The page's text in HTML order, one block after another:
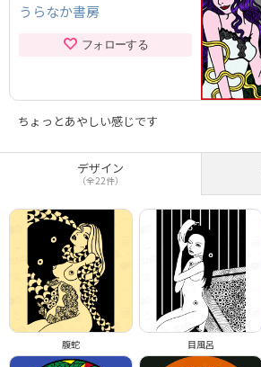
うらなか書房
フォローする
ちょっとあやしい感じです
デザイン
（全22件）
腹蛇 目風呂